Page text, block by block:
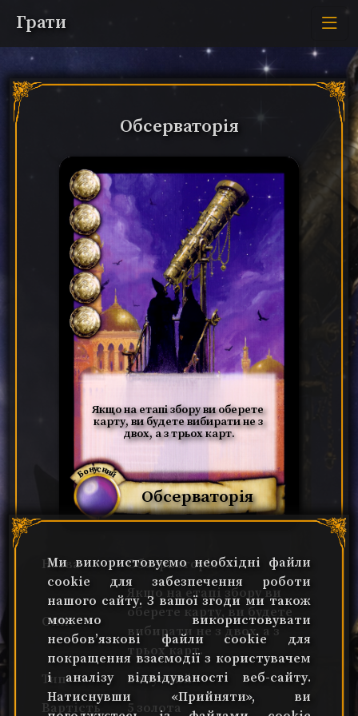
Грати
Обсерваторія
Обсерваторія
Якщо на етапі збору ви оберете
карту, ви будете вибирати не з
двох, а з трьох карт.
Бонусний
Назва Обсерваторія
Опис
Якщо на етапі збору ви
оберете карту, ви будете
вибирати не з двох, а з
трьох карт.
Тип
Бонусний
Вартість
5 золота
Ми використовуємо необхідні файли
cookie для забезпечення роботи
нашого сайту. З вашої згоди ми також
можемо використовувати
необов’язкові файли cookie для
покращення взаємодії з користувачем
і аналізу відвідуваності веб-сайту.
Натиснувши «Прийняти», ви